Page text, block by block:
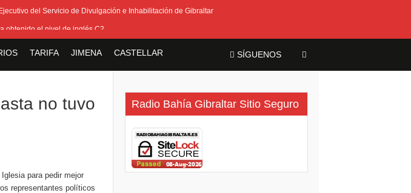
del Servicio de Divulgación e Inhabilitación de Gibraltar
obtenido el nivel de inglés C2
TARIFA JIMENA CASTELLAR SÍGUENOS
no tuvo
para pedir mejor
representantes políticos
Radio Bahía Gibraltar Sitio Seguro